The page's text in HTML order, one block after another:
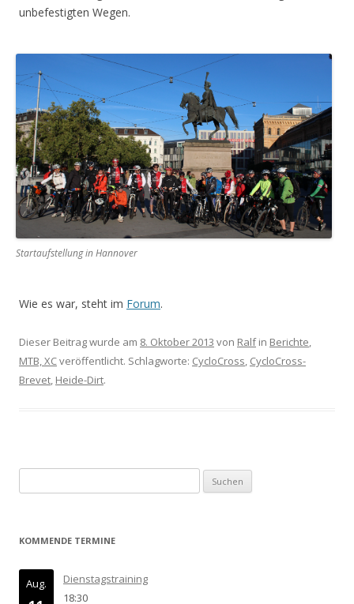
unbefestigten Wegen.
Startaufstellung in Hannover
Wie es war, steht im Forum.
Dieser Beitrag wurde am 8. Oktober 2013 von Ralfin Berichte,
MTB, XCveröffentlicht. Schlagworte: CycloCross, CycloCross-
Brevet, Heide-Dirt.
nach:
KOMMENDE TERMINE
Aug.
Dienstagstraining
18:30